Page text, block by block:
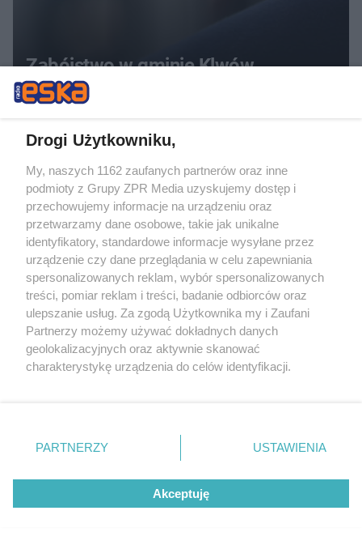
Zabójstwo w gminie Klwów.
Policjanci zatrzymali dwoje
Oszustwo w Krakowie. Policjanci
zatrzymali 22-latka na gorącym
uczynku
Drogi Użytkowniku,
My, naszych 1162 zaufanych partnerów oraz inne
podmioty z Grupy ZPR Media uzyskujemy dostęp i
przechowujemy informacje na urządzeniu oraz
przetwarzamy dane osobowe, takie jak unikalne
identyfikatory, standardowe informacje wysyłane przez
urządzenie czy dane przeglądania w celu zapewniania
spersonalizowanych reklam, wybór spersonalizowanych
treści, pomiar reklam i treści, badanie odbiorców oraz
ulepszanie usług. Za zgodą Użytkownika my i Zaufani
Partnerzy możemy używać dokładnych danych
geolokalizacyjnych oraz aktywnie skanować
charakterystykę urządzenia do celów identyfikacji.
zmienić/wycofać klikając przycisk ustawień prywatności
znajdujący się w lewym dolnym rogu strony
rodzaje przetwarzania danych nie wymagają zgody
użytkownika, ale masz prawo sprzeciwić się takiemu
przetwarzaniu. Preferencje będą miały zastosowanie tylko
PARTNERZY USTAWIENIA
Akceptuję